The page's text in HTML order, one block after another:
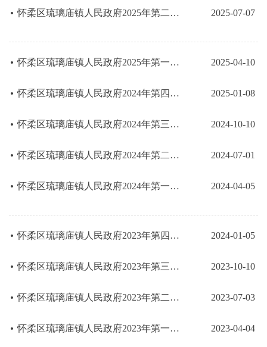
怀柔区琉璃庙镇人民政府2025年第二季度行政检查结果公示（含双随机） 2025-07-07
怀柔区琉璃庙镇人民政府2025年第一季度行政检查结果公示（含双随机） 2025-04-10
怀柔区琉璃庙镇人民政府2024年第四季度行政检查结果公示（含双随机） 2025-01-08
怀柔区琉璃庙镇人民政府2024年第三季度行政检查结果公示（含双随机） 2024-10-10
怀柔区琉璃庙镇人民政府2024年第二季度行政检查结果公示（含双随机） 2024-07-01
怀柔区琉璃庙镇人民政府2024年第一季度行政检查结果公示（含双随机） 2024-04-05
怀柔区琉璃庙镇人民政府2023年第四季度行政检查结果公示（含双随机） 2024-01-05
怀柔区琉璃庙镇人民政府2023年第三季度行政检查结果公示（含双随机） 2023-10-10
怀柔区琉璃庙镇人民政府2023年第二季度行政检查结果公示（含双随机） 2023-07-03
怀柔区琉璃庙镇人民政府2023年第一季度行政检查结果公示（含双随机） 2023-04-04